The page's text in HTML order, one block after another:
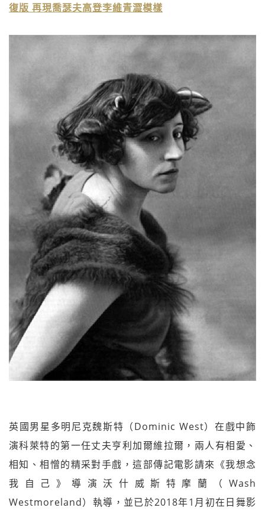
復版 再現喬瑟夫高登李維青澀模樣
英國男星多明尼克魏斯特（Dominic West）在戲中飾
演科萊特的第一任丈夫亨利加爾維拉爾，兩人有相愛、
相知、相憎的精采對手戲，這部傳記電影請來《我想念
我自己》導演沃什威斯特摩蘭（Wash
Westmoreland）執導，並已於2018年1月初在日舞影